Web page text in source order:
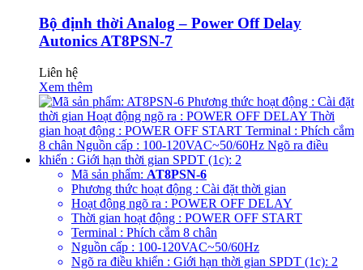
Bộ định thời Analog – Power Off Delay
Autonics AT8PSN-7
Liên hệ
Xem thêm
Mã sản phẩm: AT8PSN-6
Phương thức hoạt động : Cài đặt thời gian
Hoạt động ngõ ra : POWER OFF DELAY
Thời gian hoạt động : POWER OFF START
Terminal : Phích cắm 8 chân
Nguồn cấp : 100-120VAC~50/60Hz
Ngõ ra điều khiển : Giới hạn thời gian SPDT (1c): 2